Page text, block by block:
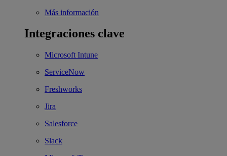
Más información
Integraciones clave
Microsoft Intune
ServiceNow
Freshworks
Jira
Salesforce
Slack